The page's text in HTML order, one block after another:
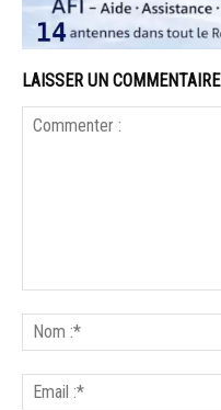
LAISSER UN COMMENTAIRE